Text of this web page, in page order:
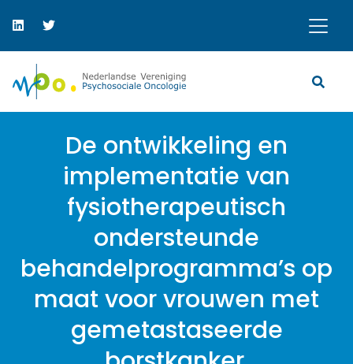
De ontwikkeling en
implementatie van
fysiotherapeutisch
ondersteunde
behandelprogramma’s op
maat voor vrouwen met
gemetastaseerde